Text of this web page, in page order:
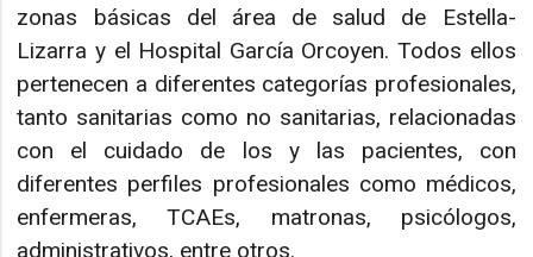
zonas básicas del área de salud de Estella-
Lizarra y el Hospital García Orcoyen. Todos ellos
pertenecen a diferentes categorías profesionales,
tanto sanitarias como no sanitarias, relacionadas
con el cuidado de los y las pacientes, con
diferentes perfiles profesionales como médicos,
enfermeras, TCAEs, matronas, psicólogos,
administrativos, entre otros.